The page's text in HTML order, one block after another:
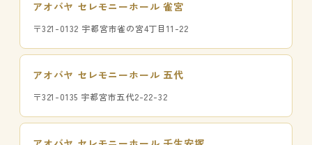
アオバヤ セレモニーホール 雀宮
〒321-0132 宇都宮市雀の宮4丁目11-22
アオバヤ セレモニーホール 五代
〒321-0135 宇都宮市五代2-22-32